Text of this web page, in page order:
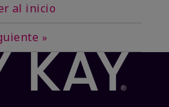
al inicio
»